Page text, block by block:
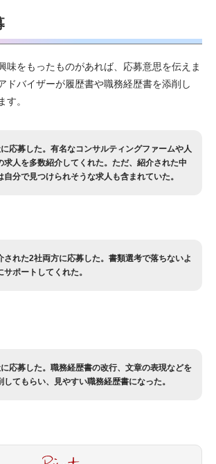
味をもったものがあれば、応募意思を伝えま
ドバイザーが履歴書や職務経歴書を添削し
す。
応募した。有名なコンサルティングファームや人
求人を多数紹介してくれた。ただ、紹介された中
自分で見つけられそうな求人も含まれていた。
された2社両方に応募した。書類選考で落ちないよ
サポートしてくれた。
応募した。職務経歴書の改行、文章の表現などを
してもらい、見やすい職務経歴書になった。